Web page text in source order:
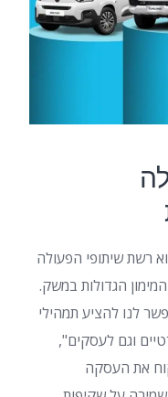
רשת שיתופי הפעולה
הגדולות במשק.
לנו להציע תמהילי
וגם לעסקים",
את העסקה